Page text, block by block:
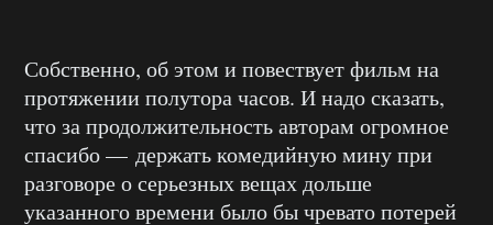
Собственно, об этом и повествует фильм на
протяжении полутора часов. И надо сказать,
что за продолжительность авторам огромное
спасибо — держать комедийную мину при
разговоре о серьезных вещах дольше
указанного времени было бы чревато потерей